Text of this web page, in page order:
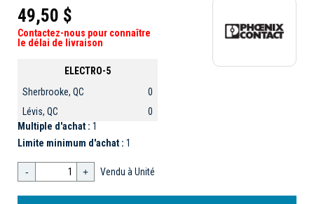
49,50 $
Contactez-nous pour connaître
le délai de livraison
ELECTRO-5
Sherbrooke, QC
0
Lévis, QC
0
Multiple d'achat : 1
Limite minimum d'achat : 1
- + Vendu à Unité